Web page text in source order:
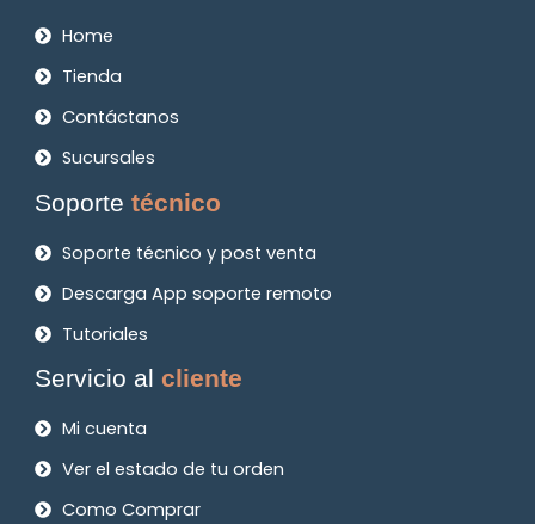
Home
Tienda
Contáctanos
Sucursales
Soportetécnico
Soporte técnico y post venta
Descarga App soporte remoto
Tutoriales
Servicio alcliente
Mi cuenta
Ver el estado de tu orden
Como Comprar